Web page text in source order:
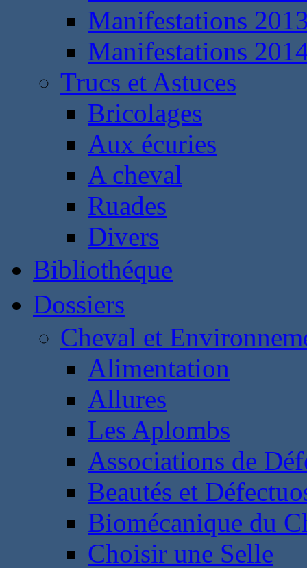
Manifestations
Manifestations
Trucs et Astuces
Bricolages
Aux écuries
A cheval
Ruades
Divers
Bibliothéque
Dossiers
Cheval et
Alimentation
Allures
Les Aplombs
Associations de
Beautés et
Biomécanique du
Choisir une Selle